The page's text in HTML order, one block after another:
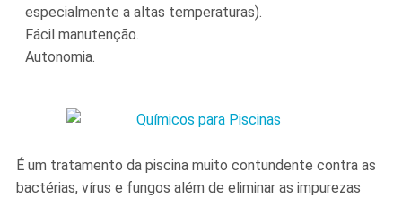
especialmente a altas temperaturas).
Fácil manutenção.
Autonomia.
É um tratamento da piscina muito contundente contra as
bactérias, vírus e fungos além de eliminar as impurezas